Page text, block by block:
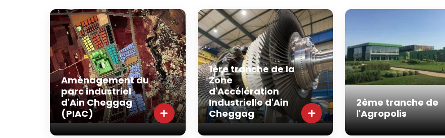
Aménagement du
parc industriel
d'Ain Cheggag
(PIAC)
1ère tranche de la
Zone
d'Accélération
Industrielle d'Ain
Cheggag
2ème tranche de
l'Agropolis